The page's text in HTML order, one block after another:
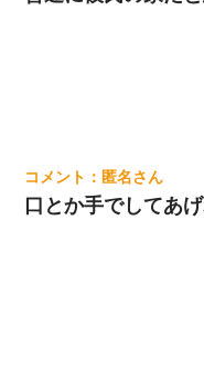
匿名
口とか手でしてあ